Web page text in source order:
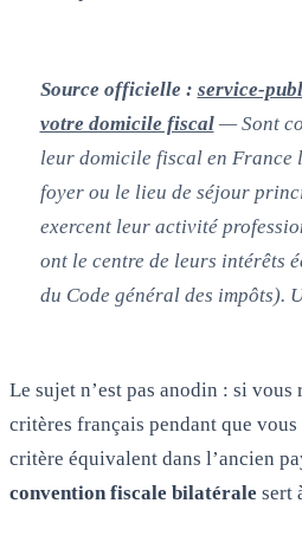
Source officielle : service-
votre domicile fiscal— Sont
leur domicile fiscal en France
foyer ou le lieu de séjour
exercent leur activité
ont le centre de leurs intérêts
du Code général des impôts).
Le sujet n’est pas anodin : si vous
critères français pendant que
critère équivalent dans l’ancien
convention fiscale bilatérale sert